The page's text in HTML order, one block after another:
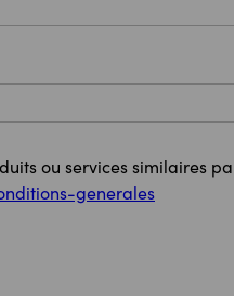
ou services similaires
generales